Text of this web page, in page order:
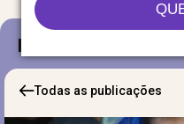
Blog
Todas as publicações